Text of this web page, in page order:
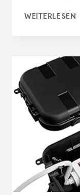
WEITERLESEN